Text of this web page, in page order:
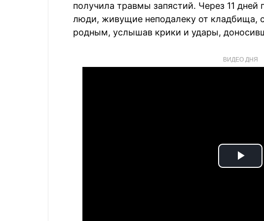
получила травмы запястий. Через 11
люди, живущие неподалеку от кладбища,
родным, услышав крики и удары,
ВИДЕО ДНЯ
Play